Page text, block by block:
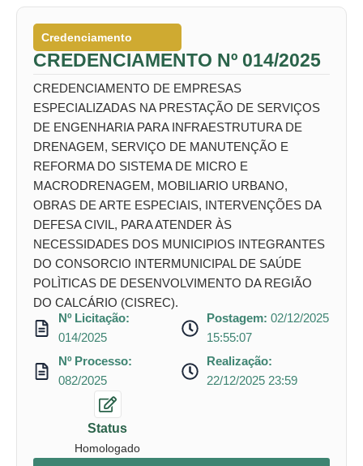
Credenciamento
CREDENCIAMENTO Nº 014/2025
CREDENCIAMENTO DE EMPRESAS
ESPECIALIZADAS NA PRESTAÇÃO DE SERVIÇOS
DE ENGENHARIA PARA INFRAESTRUTURA DE
DRENAGEM, SERVIÇO DE MANUTENÇÃO E
REFORMA DO SISTEMA DE MICRO E
MACRODRENAGEM, MOBILIARIO URBANO,
OBRAS DE ARTE ESPECIAIS, INTERVENÇÕES DA
DEFESA CIVIL, PARA ATENDER ÀS
NECESSIDADES DOS MUNICIPIOS INTEGRANTES
DO CONSORCIO INTERMUNICIPAL DE SAÚDE
POLÌTICAS DE DESENVOLVIMENTO DA REGIÃO
DO CALCÁRIO (CISREC).
Nº Licitação:
014/2025
Nº Processo:
082/2025
Postagem: 02/12/2025
15:55:07
Realização:
22/12/2025 23:59
Status
Homologado